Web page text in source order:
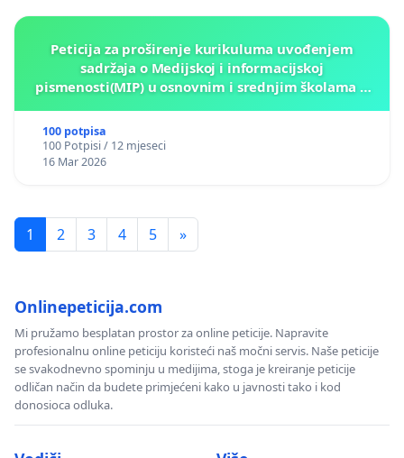
Peticija za proširenje kurikuluma uvođenjem
sadržaja o Medijskoj i informacijskoj
pismenosti(MIP) u osnovnim i srednjim školama u
100 potpisa
100 Potpisi / 12 mjeseci
16 Mar 2026
1 2 3 4 5 »
Onlinepeticija.com
Mi pružamo besplatan prostor za online peticije. Napravite
profesionalnu online peticiju koristeći naš močni servis. Naše peticije
se svakodnevno spominju u medijima, stoga je kreiranje peticije
odličan način da budete primjećeni kako u javnosti tako i kod
donosioca odluka.